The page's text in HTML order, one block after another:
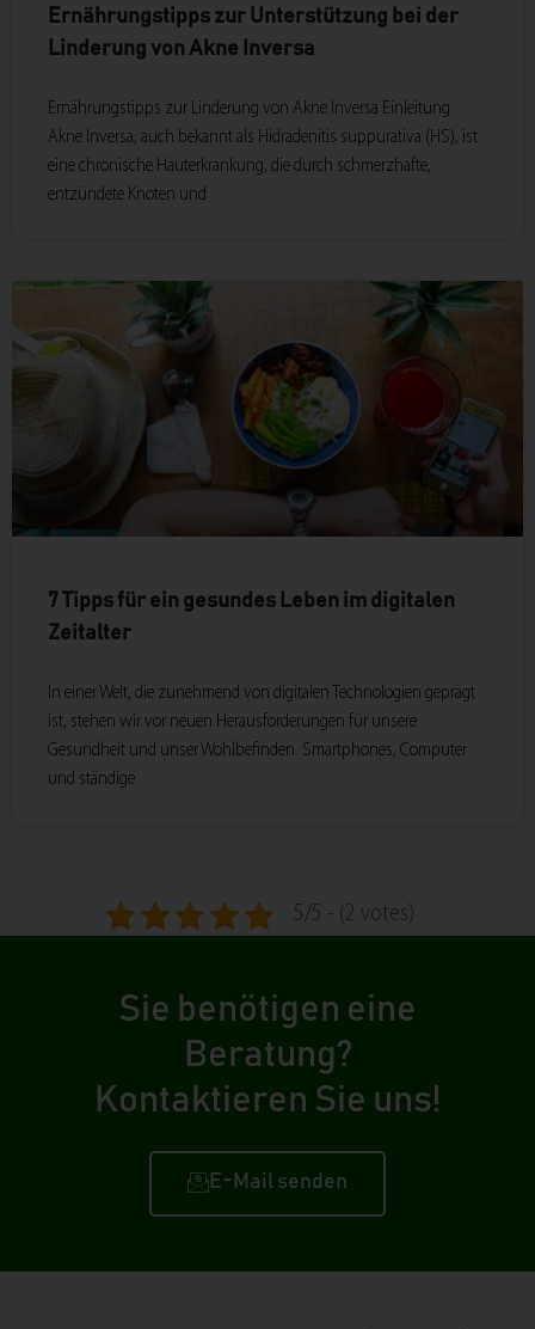
Ernährungstipps zur Unterstützung bei der
Linderung von Akne Inversa
Ernährungstipps zur Linderung von Akne Inversa Einleitung
Akne Inversa, auch bekannt als Hidradenitis suppurativa (HS), ist
eine chronische Hauterkrankung, die durch schmerzhafte,
entzündete Knoten und
7 Tipps für ein gesundes Leben im digitalen
Zeitalter
In einer Welt, die zunehmend von digitalen Technologien geprägt
ist, stehen wir vor neuen Herausforderungen für unsere
Gesundheit und unser Wohlbefinden. Smartphones, Computer
und ständige
5/5 - (2 votes)
Sie benötigen eine
Beratung?
Kontaktieren Sie uns!
E-Mail senden